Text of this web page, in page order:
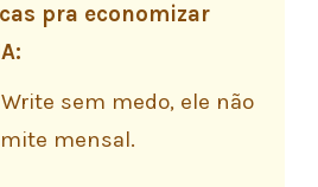
pra economizar
sem medo, ele não
mensal.